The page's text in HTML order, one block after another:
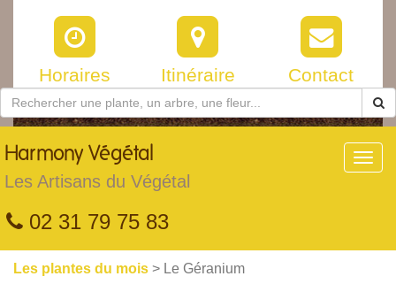
Horaires Itinéraire Contact
Harmony Végétal
Les Artisans du Végétal
02 31 79 75 83
Les plantes du mois > Le Géranium